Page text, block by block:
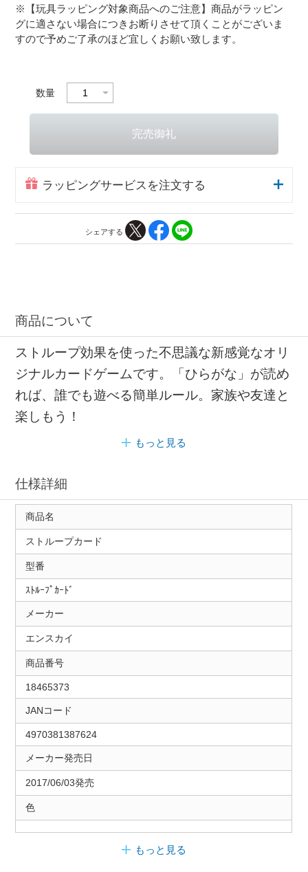
※【玩具ラッピング対象商品へのご注意】商品がラッピン
グに適さない場合につきお断りさせて頂くことがございま
すので予めご了承のほど宜しくお願い致します。
数量
ラッピングサービスを注文する
シェアする
商品について
ストループ効果を使った不思議な新感覚なオリ
ジナルカードゲームです。「ひらがな」が読め
れば、誰でも遊べる簡単ルール。家族や友達と
楽しもう！
もっと見る
仕様詳細
商品名
ストループカード
型番
ｽﾄﾙｰﾌﾟｶｰﾄﾞ
メーカー
エンスカイ
商品番号
18465373
JANコード
4970381387624
メーカー発売日
2017/06/03発売
色
もっと見る